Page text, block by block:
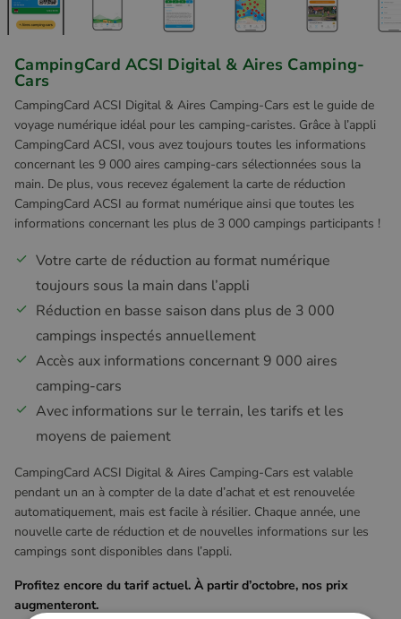
CampingCard ACSI Digital & Aires Camping-
Cars
CampingCard ACSI Digital & Aires Camping-Cars est le guide de
voyage numérique idéal pour les camping-caristes. Grâce à l’appli
CampingCard ACSI, vous avez toujours toutes les informations
concernant les 9 000 aires camping-cars sélectionnées sous la
main. De plus, vous recevez également la carte de réduction
CampingCard ACSI au format numérique ainsi que toutes les
informations concernant les plus de 3 000 campings participants !
Votre carte de réduction au format numérique
toujours sous la main dans l’appli
Réduction en basse saison dans plus de 3 000
campings inspectés annuellement
Accès aux informations concernant 9 000 aires
camping-cars
Avec informations sur le terrain, les tarifs et les
moyens de paiement
CampingCard ACSI Digital & Aires Camping-Cars est valable
pendant un an à compter de la date d’achat et est renouvelée
automatiquement, mais est facile à résilier. Chaque année, une
nouvelle carte de réduction et de nouvelles informations sur les
campings sont disponibles dans l’appli.
Profitez encore du tarif actuel. À partir d’octobre, nos prix
augmenteront.